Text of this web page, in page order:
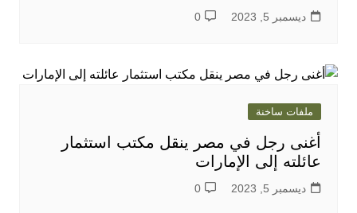
ديسمبر 5, 2023 0
ملفات ساخنة
أغنى رجل في مصر ينقل مكتب استثمار
عائلته إلى الإمارات
ديسمبر 5, 2023 0